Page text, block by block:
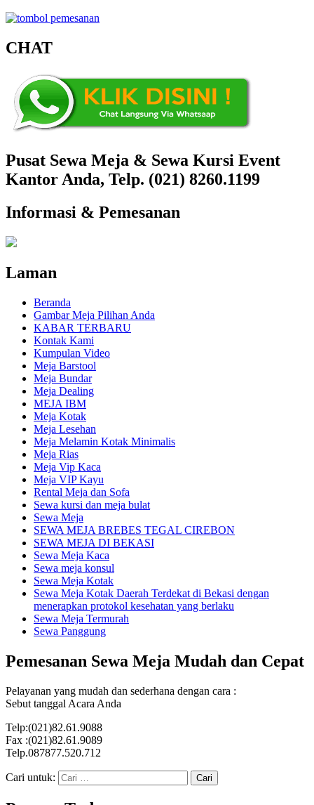
CHAT
Pusat Sewa Meja & Sewa Kursi Event
Kantor Anda, Telp. (021) 8260.1199
Informasi & Pemesanan
Laman
Beranda
Gambar Meja Pilihan Anda
KABAR TERBARU
Kontak Kami
Kumpulan Video
Meja Barstool
Meja Bundar
Meja Dealing
MEJA IBM
Meja Kotak
Meja Lesehan
Meja Melamin Kotak Minimalis
Meja Rias
Meja Vip Kaca
Meja VIP Kayu
Rental Meja dan Sofa
Sewa kursi dan meja bulat
Sewa Meja
SEWA MEJA BREBES TEGAL CIREBON
SEWA MEJA DI BEKASI
Sewa Meja Kaca
Sewa meja konsul
Sewa Meja Kotak
Sewa Meja Kotak Daerah Terdekat di Bekasi dengan
menerapkan protokol kesehatan yang berlaku
Sewa Meja Termurah
Sewa Panggung
Pemesanan Sewa Meja Mudah dan Cepat
Pelayanan yang mudah dan sederhana dengan cara :
Sebut tanggal Acara Anda
Telp:(021)82.61.9088
Fax :(021)82.61.9089
Telp.087877.520.712
Cari untuk: